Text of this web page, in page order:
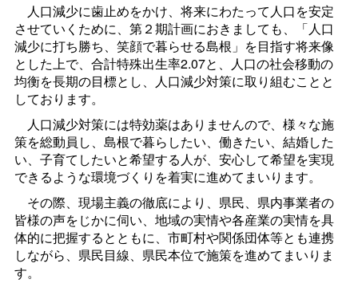
人口減少に歯止めをかけ、将来にわたって人口を安定
させていくために、第２期計画におきましても、「人口
減少に打ち勝ち、笑顔で暮らせる島根」を目指す将来像
とした上で、合計特殊出生率2.07と、人口の社会移動の
均衡を長期の目標とし、人口減少対策に取り組むことと
しております。
人口減少対策には特効薬はありませんので、様々な施
策を総動員し、島根で暮らしたい、働きたい、結婚した
い、子育てしたいと希望する人が、安心して希望を実現
できるような環境づくりを着実に進めてまいります。
その際、現場主義の徹底により、県民、県内事業者の
皆様の声をじかに伺い、地域の実情や各産業の実情を具
体的に把握するとともに、市町村や関係団体等とも連携
しながら、県民目線、県民本位で施策を進めてまいりま
す。